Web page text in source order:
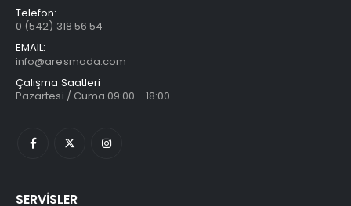
Telefon:
0 (542) 318 56 54
EMAIL:
info@aresmoda.com
Çalışma Saatleri
Pazartesi / Cuma 09:00 - 18:00
SERVİSLER